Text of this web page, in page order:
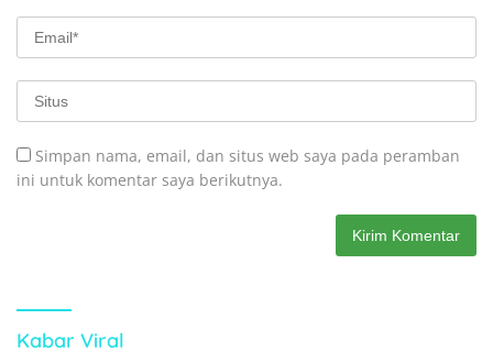
Simpan nama, email, dan situs web saya pada peramban
ini untuk komentar saya berikutnya.
Kabar Viral